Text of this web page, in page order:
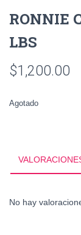
RONNIE
LBS
$1,200.00
Agotado
No hay